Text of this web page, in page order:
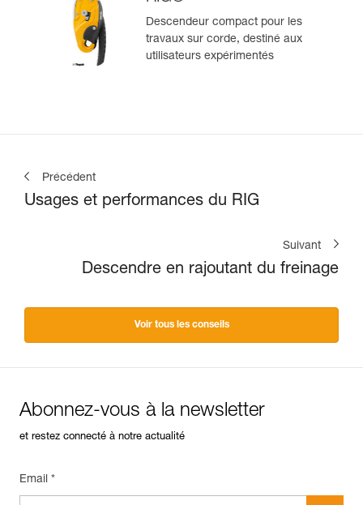
Descendeur compact pour les
travaux sur corde, destiné aux
utilisateurs expérimentés
Précédent
Usages et performances du RIG
Suivant
Descendre en rajoutant du freinage
Voir tous les conseils
Abonnez-vous à la newsletter
et restez connecté à notre actualité
Email *